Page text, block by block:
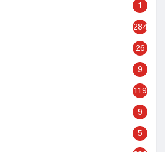
1
284
26
9
119
9
5